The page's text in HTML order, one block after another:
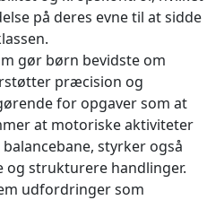
på deres evne til at sidde
gør børn bevidste om
præcision og
for opgaver som at
at motoriske aktiviteter
styrker også
strukturere handlinger.
udfordringer som